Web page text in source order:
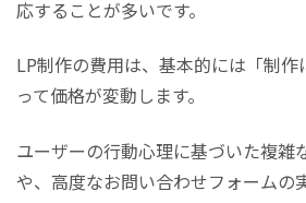
応することが多いです。
LP制作の費用は、基本的には「制作
って価格が変動します。
ユーザーの行動心理に基づいた複雑
や、高度なお問い合わせフォームの